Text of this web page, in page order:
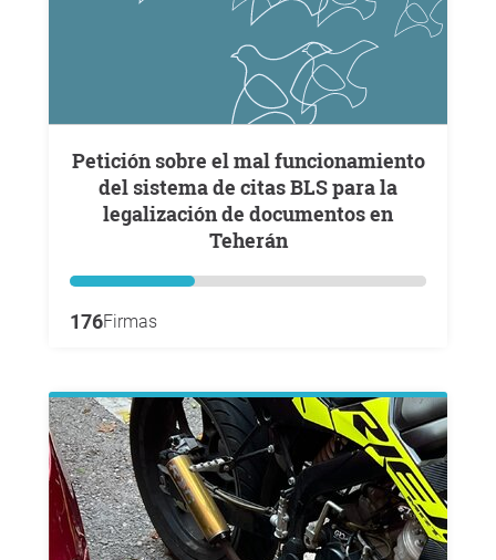
Petición sobre el mal funcionamiento
del sistema de citas BLS para la
legalización de documentos en
Teherán
176Firmas